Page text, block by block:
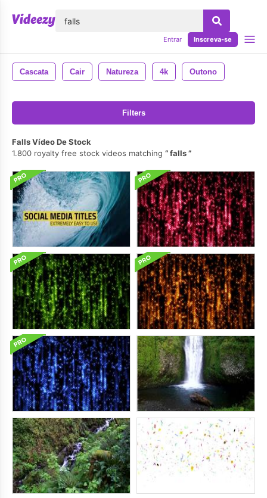
Entrar Inscreva-se
Cascata Cair Natureza 4k Outono
Filters
Falls Vídeo De Stock
1.800 royalty free stock videos matching
falls